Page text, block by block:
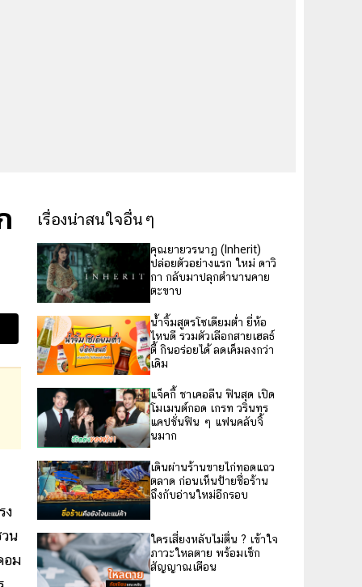
ง
น
อม
เรื่องน่าสนใจอื่นๆ
คุณยายวรนาฏ (Inherit)
ปล่อยตัวอย่างแรก ใหม่ ดาวิ
กา กลับมาปลุกตำนานคาย
ตะขาบ
น้ำจิ้มสูตรโซเดียมต่ำ ยี่ห้อ
ไหนดี รวมตัวเลือกสายเฮลธ์
ตี้ กินอร่อยได้ ลดเค็มลงกว่า
เดิม
แจ็คกี้ ชาเคอลีน ฟินสุด เปิด
โมเมนต์กอด เกรท วรินทร
แคปชั่นฟิน ๆ แฟนคลับจิ้
นมาก
เดินผ่านร้านขายไก่ทอดแถว
ตลาด ก่อนเห็นป้ายชื่อร้าน
ถึงกับอ่านใหม่อีกรอบ
ใครเสี่ยงหลับไม่ตื่น ? เข้าใจ
ภาวะใหลตาย พร้อมเช็ก
สัญญาณเตือน